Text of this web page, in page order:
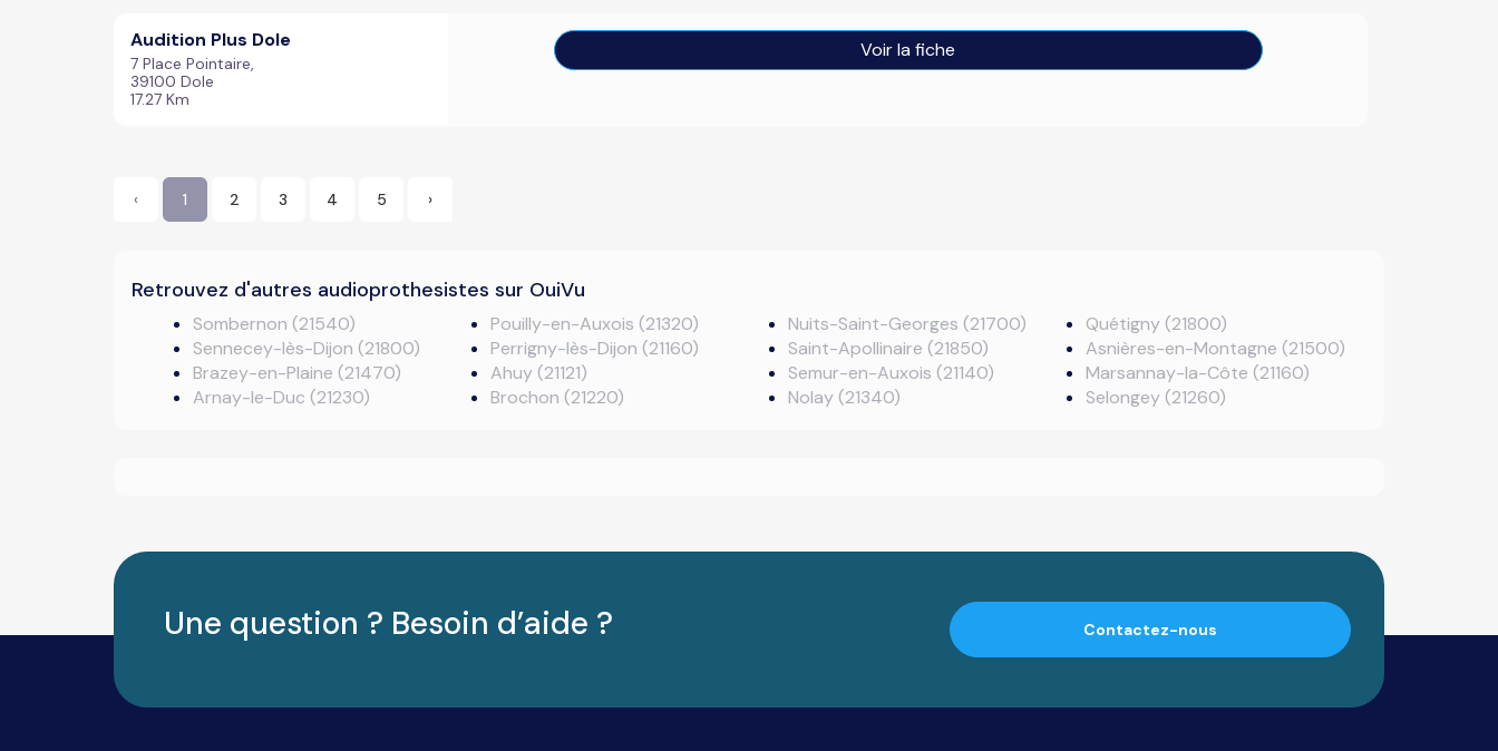
Audition Plus Dole
7 Place Pointaire,
39100 Dole
17.27 Km
Voir la fiche
‹ 1 2 3 4 5 ›
Retrouvez d'autres audioprothesistes sur OuiVu
Sombernon (21540)
Sennecey-lès-Dijon (21800)
Brazey-en-Plaine (21470)
Arnay-le-Duc (21230)
Pouilly-en-Auxois (21320)
Perrigny-lès-Dijon (21160)
Ahuy (21121)
Brochon (21220)
Nuits-Saint-Georges (21700)
Saint-Apollinaire (21850)
Semur-en-Auxois (21140)
Nolay (21340)
Quétigny (21800)
Asnières-en-Montagne (21500)
Marsannay-la-Côte (21160)
Selongey (21260)
Une question ? Besoin d’aide ? Contactez-nous